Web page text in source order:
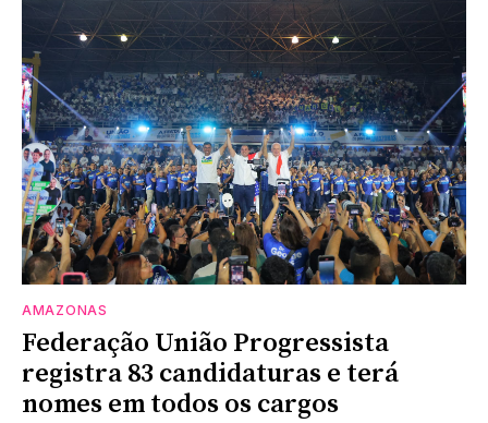
AMAZONAS
Federação União Progressista
registra 83 candidaturas e terá
nomes em todos os cargos